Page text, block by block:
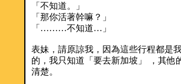
「不知道。」
「那你活著幹嘛？」
「………不知道…」
表妹，請原諒我，因為這些行程都是
的，我只知道「要去新加坡」 ，其他
清楚。